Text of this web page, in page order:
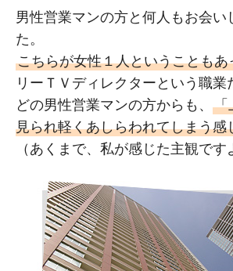
男性営業マンの方と何人もお会い
た。
こちらが女性１人ということもあ
リーＴＶディレクターという職業
どの男性営業マンの方からも、 「
見られ軽くあしらわれてしまう感
（あくまで、私が感じた主観です